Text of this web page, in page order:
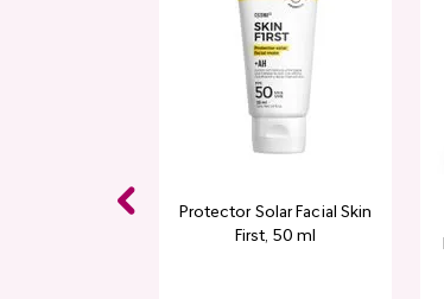
Protector Solar Facial Skin
First, 50 ml